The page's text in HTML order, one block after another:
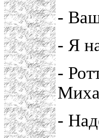
-
- Я
-
-